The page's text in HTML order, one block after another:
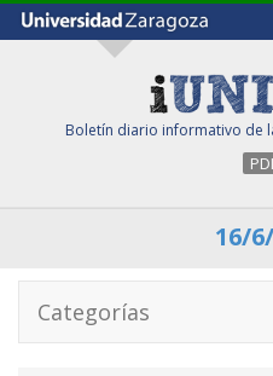
Boletín diario informativo de
16/
Categorías